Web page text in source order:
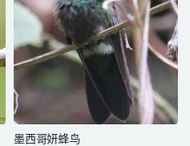
墨西哥妍蜂鸟